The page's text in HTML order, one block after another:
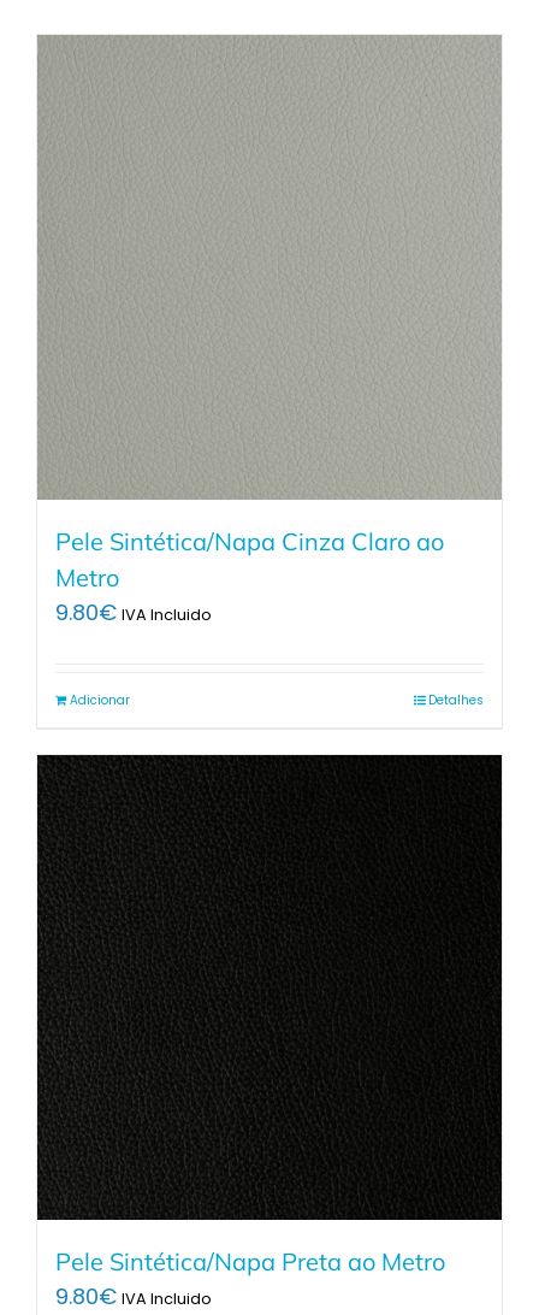
Pele Sintética/Napa Cinza Claro ao
Metro
9.80€ IVA Incluido
Adicionar Detalhes
Pele Sintética/Napa Preta ao Metro
9.80€ IVA Incluido